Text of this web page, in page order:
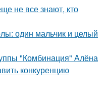
не все знают, кто
один мальчик и целый
"Комбинация" Алёна
конкуренцию